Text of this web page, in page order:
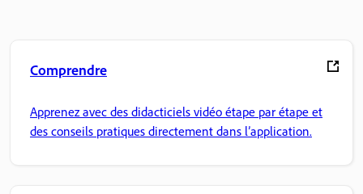
Comprendre
Apprenez avec des didacticiels vidéo étape par étape et
des conseils pratiques directement dans l’application.